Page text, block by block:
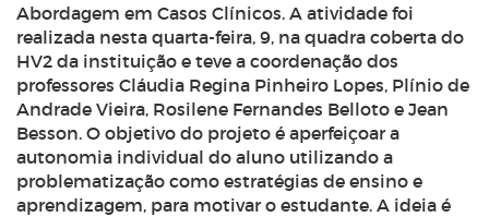
Abordagem em Casos Clínicos. A atividade foi
realizada nesta quarta-feira, 9, na quadra coberta do
HV2 da instituição e teve a coordenação dos
professores Cláudia Regina Pinheiro Lopes, Plínio de
Andrade Vieira, Rosilene Fernandes Belloto e Jean
Besson. O objetivo do projeto é aperfeiçoar a
autonomia individual do aluno utilizando a
problematização como estratégias de ensino e
aprendizagem, para motivar o estudante. A ideia é